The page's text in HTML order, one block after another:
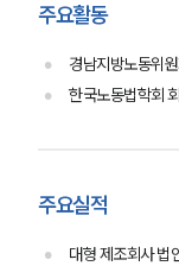
주요활동
경남지방노동위
한국노동법학회
주요실적
대형 제조회사 법